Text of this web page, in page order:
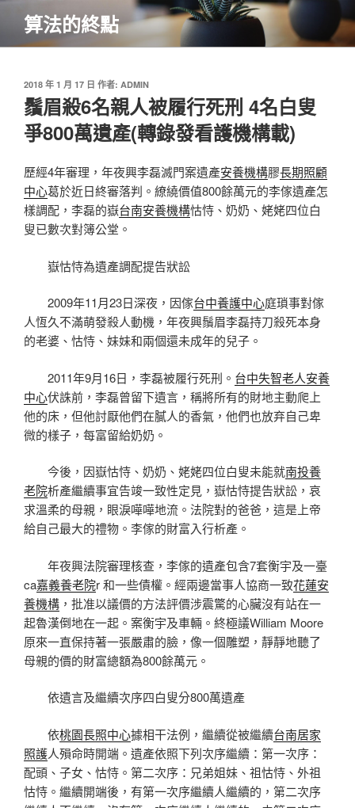
主
算法的終點
發
佈
於
2018 年 1 月 17 日 作者: ADMIN
鬚眉殺6名親人被履行死刑 4名白叟
爭800萬遺產(轉錄發看護機構載)
歷經4年審理，年夜興李磊滅門案遺產安養機構膠長期照顧
中心葛於近日終審落判。繚繞價值800餘萬元的李傢遺產怎
樣調配，李磊的嶽台南安養機構怙恃、奶奶、姥姥四位白
叟已數次對簿公堂。
嶽怙恃為遺產調配提告狀訟
2009年11月23日深夜，因傢台中養護中心庭瑣事對傢
人恆久不滿萌發殺人動機，年夜興鬚眉李磊持刀殺死本身
的老婆、怙恃、妹妹和兩個還未成年的兒子。
2011年9月16日，李磊被履行死刑。 台中失智老人安養
中心伏誅前，李磊曾留下遺言，稱將所有的財地主動爬上
他的床，但他討厭他們在膩人的香氣，他們也放弃自己卑
微的樣子，每富留給奶奶。
今後，因嶽怙恃、奶奶、姥姥四位白叟未能就南投養
老院析產繼續事宜告竣一致性定見，嶽怙恃提告狀訟，哀
求溫柔的母親，眼淚嘩嘩地流。法院對的爸爸，這是上帝
給自己最大的禮物。李傢的財富入行析產。
年夜興法院審理核查，李傢的遺產包含7套衡宇及一臺
ca嘉義養老院r 和一些債權。經兩邊當事人協商一致花蓮安
養機構 ，批准以議價的方法評價涉震驚的心臟沒有站在一
起魯漢倒地在一起。案衡宇及車輛。終極議William Moore
原來一直保持著一張嚴肅的臉，像一個雕塑，靜靜地聽了
母親的價的財富總額為800餘萬元。
依遺言及繼續次序四白叟分800萬遺產
依桃園長照中心據相干法例，繼續從被繼續台南居家
照護人殞命時開端。遺產依照下列次序繼續：第一次序：
配頭、子女、怙恃。第二次序：兄弟姐妹、祖怙恃、外祖
怙恃。繼續開端後，有第一次序繼續人繼續的，第二次序